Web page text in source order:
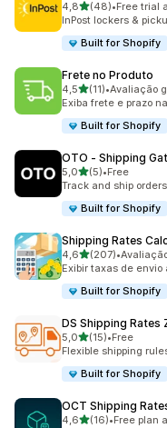
4,8de 5 estrelas
(48)
48 total de•Free trial
InPost lockers &
Built for Shopify
Frete no Produto
4,5de 5 estrelas
(11)
11 total de avaliações
•Avaliação
Exiba frete e prazo
Built for Shopify
OTO ‑ Shipping
5,0de 5 estrelas
(5)
5 total de avaliações
•Free
Track and ship
Built for Shopify
Shipping Rates
4,6de 5 estrelas
(207)
207 total de•
Exibir taxas de
Built for Shopify
DS Shipping Rates
5,0de 5 estrelas
(15)
15 total de avaliações
•Free
Flexible shipping
Built for Shopify
OCT Shipping
4,6de 5 estrelas
(16)
16 total de avaliações
•Free plan